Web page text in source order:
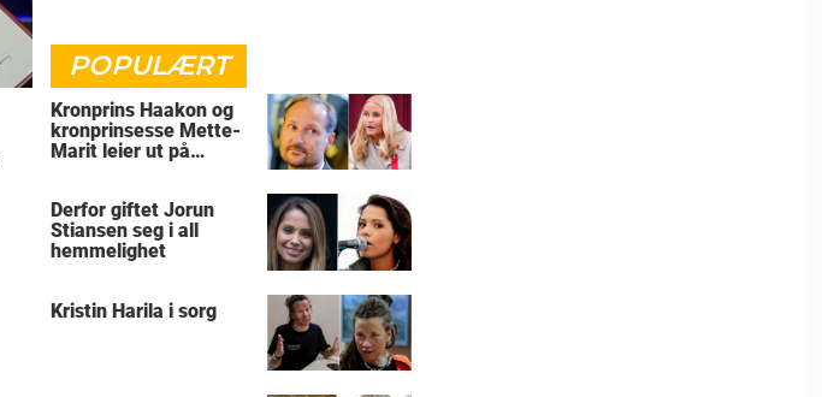
POPULÆRT
Kronprins Haakon og
kronprinsesse Mette-
Marit leier ut på
Derfor giftet Jorun
Stiansen seg i all
hemmelighet
Kristin Harila i sorg